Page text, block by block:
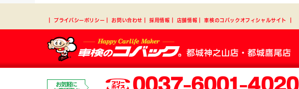
プライバシーポリシー ┃お問い合わせ ┃採用情報 店舗情報 ┃車検のコバックオフィシャルサイト
都城神之山店・都城鷹尾店
お気軽に
0037-6001-4020